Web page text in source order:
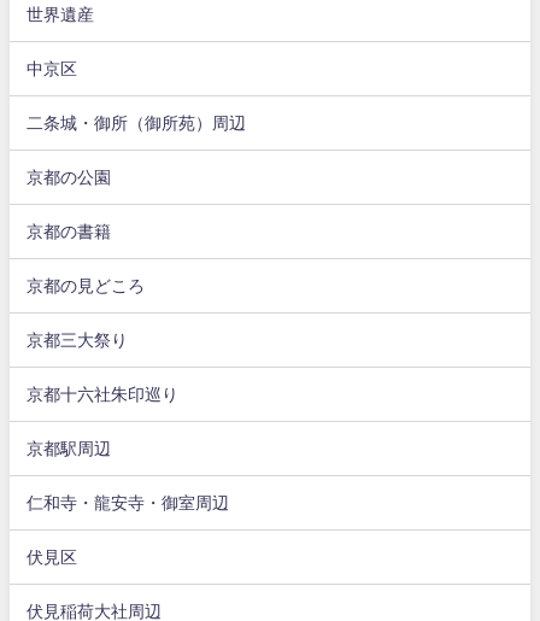
世界遺産
中京区
二条城・御所（御所苑）周辺
京都の公園
京都の書籍
京都の見どころ
京都三大祭り
京都十六社朱印巡り
京都駅周辺
仁和寺・龍安寺・御室周辺
伏見区
伏見稲荷大社周辺